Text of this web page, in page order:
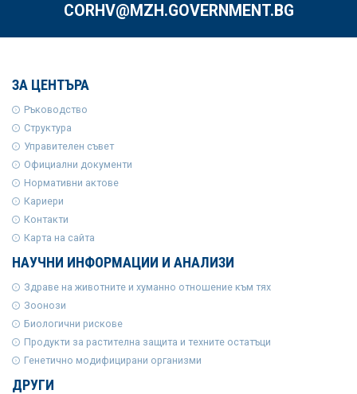
CORHV@MZH.GOVERNMENT.BG
ЗА ЦЕНТЪРА
Ръководство
Структура
Управителен съвет
Официални документи
Нормативни актове
Кариери
Контакти
Карта на сайта
НАУЧНИ ИНФОРМАЦИИ И АНАЛИЗИ
Здраве на животните и хуманно отношение към тях
Зоонози
Биологични рискове
Продукти за растителна защита и техните остатъци
Генетично модифицирани организми
ДРУГИ